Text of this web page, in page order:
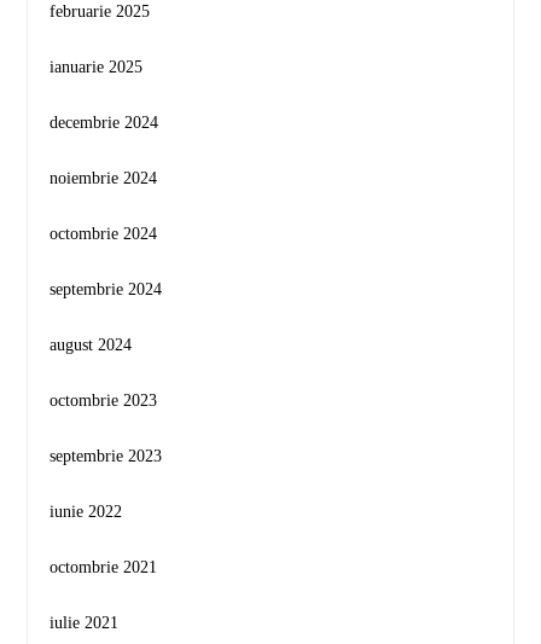
februarie 2025
ianuarie 2025
decembrie 2024
noiembrie 2024
octombrie 2024
septembrie 2024
august 2024
octombrie 2023
septembrie 2023
iunie 2022
octombrie 2021
iulie 2021